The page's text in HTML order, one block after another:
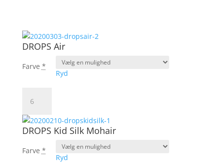
DROPS Air
Farve *
Ryd
Air
antal
DROPS Kid Silk Mohair
Farve *
Ryd